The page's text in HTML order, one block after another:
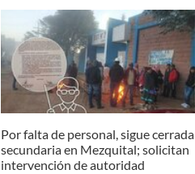
Por falta de personal, sigue cerrada
secundaria en Mezquital; solicitan
intervención de autoridad